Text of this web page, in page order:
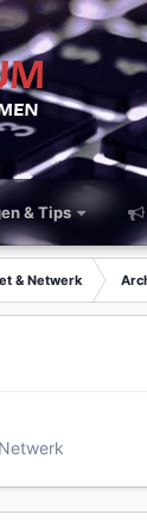
& Tips
& Netwerk